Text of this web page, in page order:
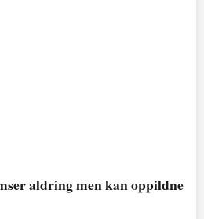
aldring men kan oppildne